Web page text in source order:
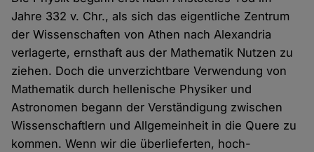
Jahre 332 v. Chr., als sich das eigentliche Zentrum
der Wissenschaften von Athen nach Alexandria
verlagerte, ernsthaft aus der Mathematik Nutzen zu
ziehen. Doch die unverzichtbare Verwendung von
Mathematik durch hellenische Physiker und
Astronomen begann der Verständigung zwischen
Wissenschaftlern und Allgemeinheit in die Quere zu
kommen. Wenn wir die überlieferten, hoch-